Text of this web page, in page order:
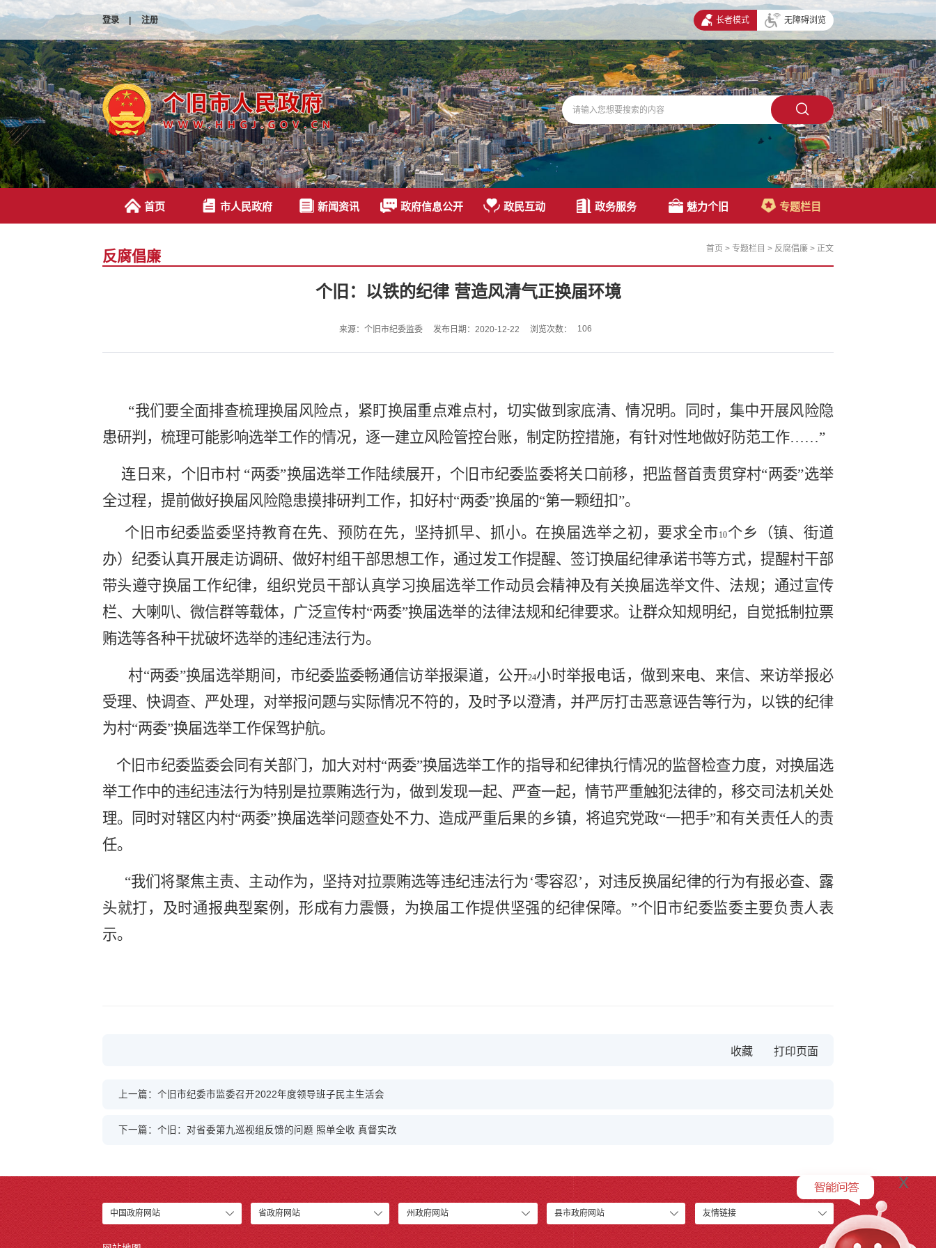
登录 | 注册 长者模式 无障碍浏览
首页 市人民政府 新闻资讯 政府信息公开 政民互动 政务服务 魅力个旧 专题栏目
反腐倡廉 首页 > 专题栏目 > 反腐倡廉 > 正文
个旧：以铁的纪律 营造风清气正换届环境
来源：个旧市纪委监委 发布日期：2020-12-22 浏览次数： 106
“我们要全面排查梳理换届风险点，紧盯换届重点难点村，切实做到家底清、情况明。同时，集中开展风险隐
患研判，梳理可能影响选举工作的情况，逐一建立风险管控台账，制定防控措施，有针对性地做好防范工作……”
连日来，个旧市村 “两委”换届选举工作陆续展开，个旧市纪委监委将关口前移，把监督首责贯穿村“两委”选举
全过程，提前做好换届风险隐患摸排研判工作，扣好村“两委”换届的“第一颗纽扣”。
个旧市纪委监委坚持教育在先、预防在先，坚持抓早、抓小。在换届选举之初，要求全市10个乡（镇、街道
办）纪委认真开展走访调研、做好村组干部思想工作，通过发工作提醒、签订换届纪律承诺书等方式，提醒村干部
带头遵守换届工作纪律，组织党员干部认真学习换届选举工作动员会精神及有关换届选举文件、法规；通过宣传
栏、大喇叭、微信群等载体，广泛宣传村“两委”换届选举的法律法规和纪律要求。让群众知规明纪，自觉抵制拉票
贿选等各种干扰破坏选举的违纪违法行为。
村“两委”换届选举期间，市纪委监委畅通信访举报渠道，公开24小时举报电话，做到来电、来信、来访举报必
受理、快调查、严处理，对举报问题与实际情况不符的，及时予以澄清，并严厉打击恶意诬告等行为，以铁的纪律
为村“两委”换届选举工作保驾护航。
个旧市纪委监委会同有关部门，加大对村“两委”换届选举工作的指导和纪律执行情况的监督检查力度，对换届选
举工作中的违纪违法行为特别是拉票贿选行为，做到发现一起、严查一起，情节严重触犯法律的，移交司法机关处
理。同时对辖区内村“两委”换届选举问题查处不力、造成严重后果的乡镇，将追究党政“一把手”和有关责任人的责
任。
“我们将聚焦主责、主动作为，坚持对拉票贿选等违纪违法行为‘零容忍’，对违反换届纪律的行为有报必查、露
头就打，及时通报典型案例，形成有力震慑，为换届工作提供坚强的纪律保障。”个旧市纪委监委主要负责人表
示。
收藏
上一篇：个旧市纪委市监委召开2022年度领导班子民主生活会
下一篇：个旧：对省委第九巡视组反馈的问题 照单全收 真督实改
中国政府网站 省政府网站 州政府网站 县市政府网站 友情链接
x